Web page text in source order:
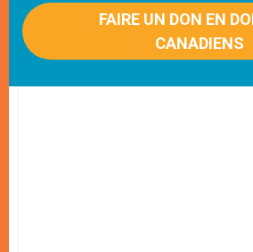
FAIRE UN DON EN
CANADIENS